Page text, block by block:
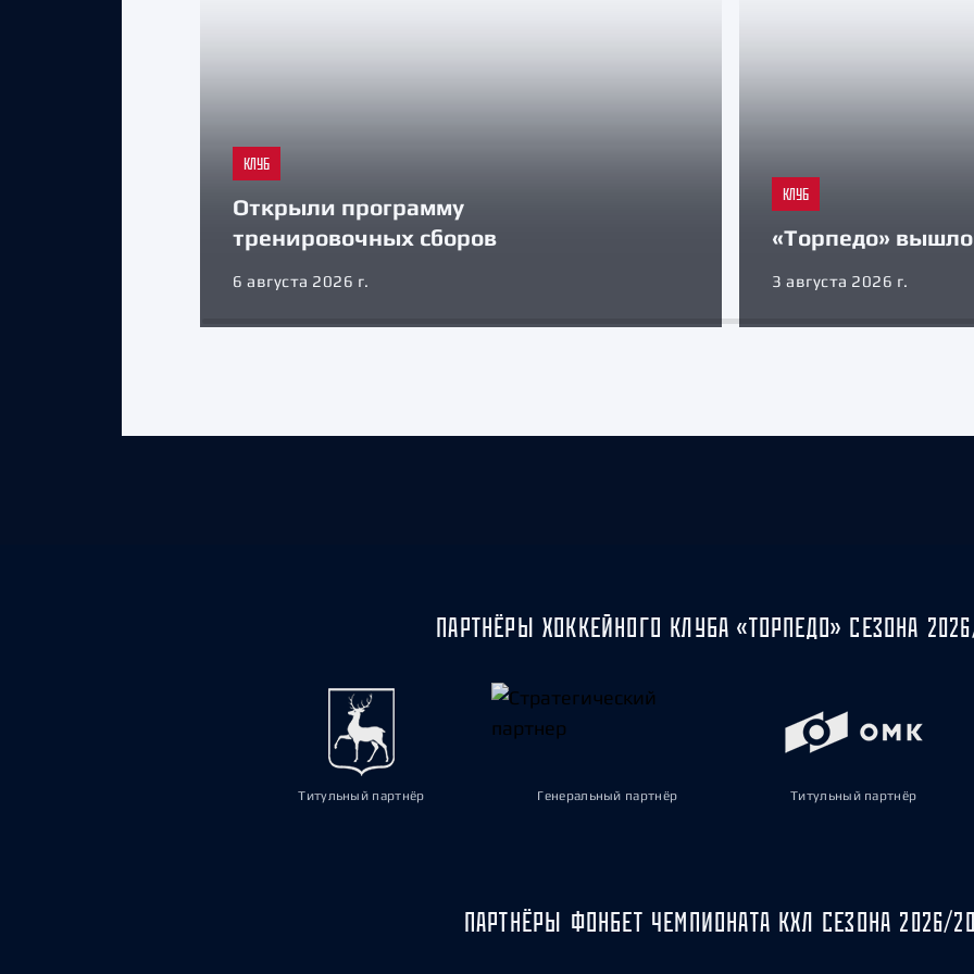
КЛУБ
Открыли программу
тренировочных сборов
6 августа 2026 г.
КЛУБ
«Торпедо» вышло
3 августа 2026 г.
ПАРТНЁРЫ ХОККЕЙНОГО КЛУБА «ТОРПЕДО» СЕЗОНА
Титульный партнёр Генеральный партнёр Титульный партнёр
ПАРТНЁРЫ ФОНБЕТ ЧЕМПИОНАТА КХЛ СЕЗОНА 2026/